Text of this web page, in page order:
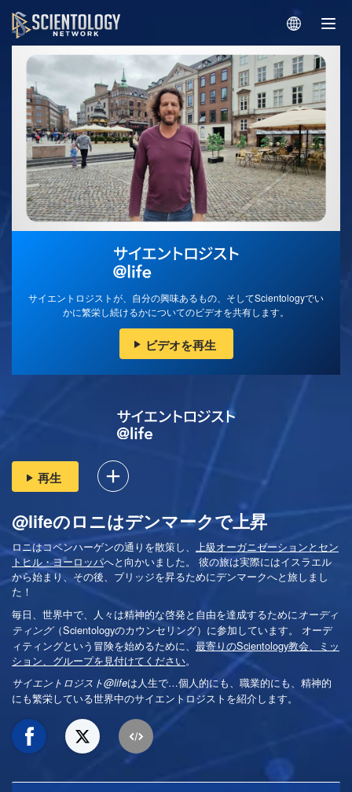
サイエントロジストが、自分の興味あるもの、そしてScientologyでい
かに繁栄し続けるかについてのビデオを共有します。
ビデオを再生
再生
@lifeのロニはデンマークで上昇
ロニはコペンハーゲンの通りを散策し、 上級オーガニゼーションとセン
トヒル・ヨーロッパへと向かいました。 彼の旅は実際にはイスラエル
から始まり、その後、ブリッジを昇るためにデンマークへと旅しまし
た！
毎日、世界中で、人々は精神的な啓発と自由を達成するためにオーディ
ティング（Scientologyのカウンセリング）に参加しています。 オーデ
ィティングという冒険を始めるために、 最寄りのScientology教会、ミッ
ション、グループを見付けてください。
サイエントロジスト@lifeは人生で…個人的にも、 職業的にも、精神的
にも繁栄している世界中のサイエントロジストを紹介します。